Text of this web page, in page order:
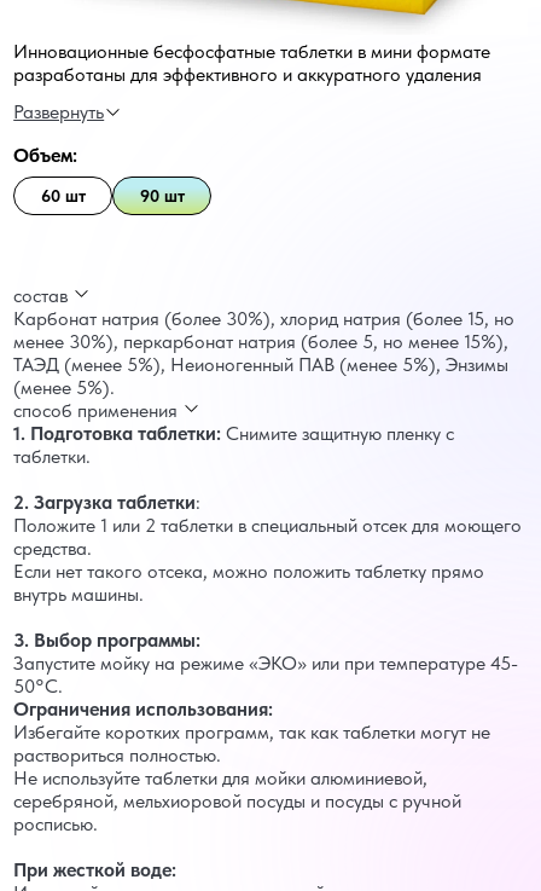
Инновационные бесфосфатные таблетки в мини формате
разработаны для эффективного и аккуратного удаления
первого применения, удобны при неполной загрузке
посудомоечной машины, избавляя от необходимости делить
таблетку или излишнего расхода. Витамин С в составе
обеспечивает исключительный блеск посуде и способствует
защите механизмов машины от коррозии, в то время как
Объем:
60 шт 90 шт
состав
Карбонат натрия (более 30%), хлорид натрия (более 15, но
менее 30%), перкарбонат натрия (более 5, но менее 15%),
ТАЭД (менее 5%), Неионогенный ПАВ (менее 5%), Энзимы
(менее 5%).
способ применения
1. Подготовка таблетки:Снимите защитную пленку с
таблетки.
2. Загрузка таблетки:
Положите 1 или 2 таблетки в специальный отсек для моющего
средства.
Если нет такого отсека, можно положить таблетку прямо
внутрь машины.
3. Выбор программы:
Запустите мойку на режиме «ЭКО» или при температуре 45-
50°C.
Ограничения использования:
Избегайте коротких программ, так как таблетки могут не
раствориться полностью.
Не используйте таблетки для мойки алюминиевой,
серебряной, мельхиоровой посуды и посуды с ручной
росписью.
При жесткой воде: